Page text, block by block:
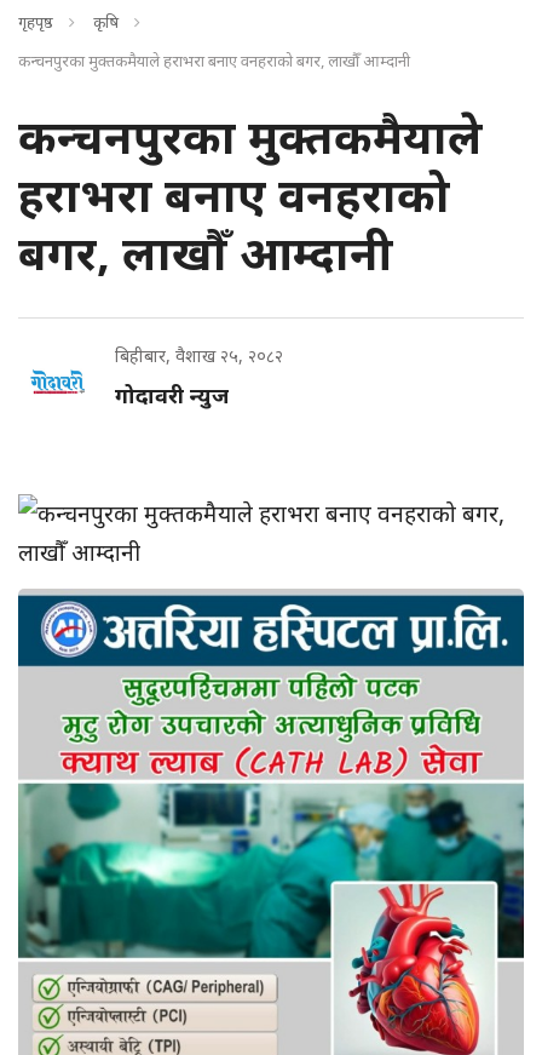
गृहपृष्ठ
कृषि
कन्चनपुरका मुक्तकमैयाले हराभरा बनाए वनहराको बगर, लाखौँ आम्दानी
कन्चनपुरका मुक्तकमैयाले
हराभरा बनाए वनहराको
बगर, लाखौँ आम्दानी
बिहीबार, वैशाख २५, २०८२
गोदावरी न्युज